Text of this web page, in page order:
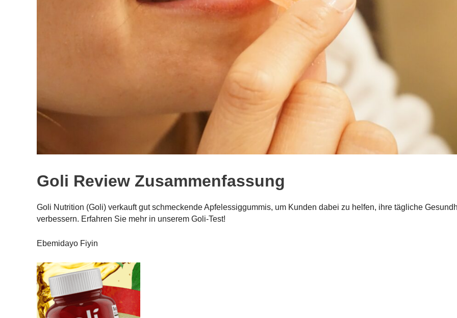
Goli Review Zusammenfassung
Goli Nutrition (Goli) verkauft gut schmeckende Apfelessiggummis, um Kunden dabei zu helfen, ihre tägliche
verbessern. Erfahren Sie mehr in unserem Goli-Test!
Ebemidayo Fiyin